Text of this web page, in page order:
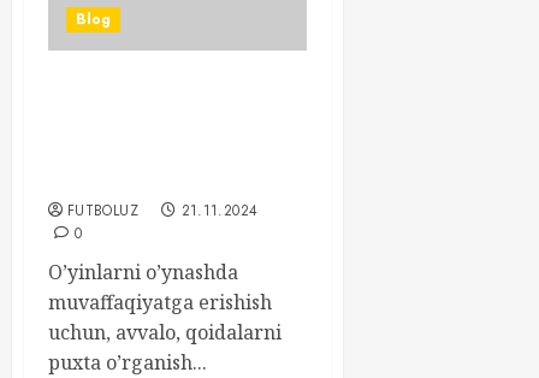
Blog
FUTBOLUZ
21.11.2024
0
O’yinlarni o’ynashda
muvaffaqiyatga erishish
uchun, avvalo, qoidalarni
puxta o’rganish...